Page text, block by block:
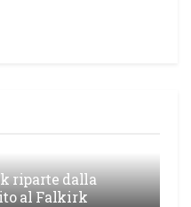
riparte dalla
al Falkirk